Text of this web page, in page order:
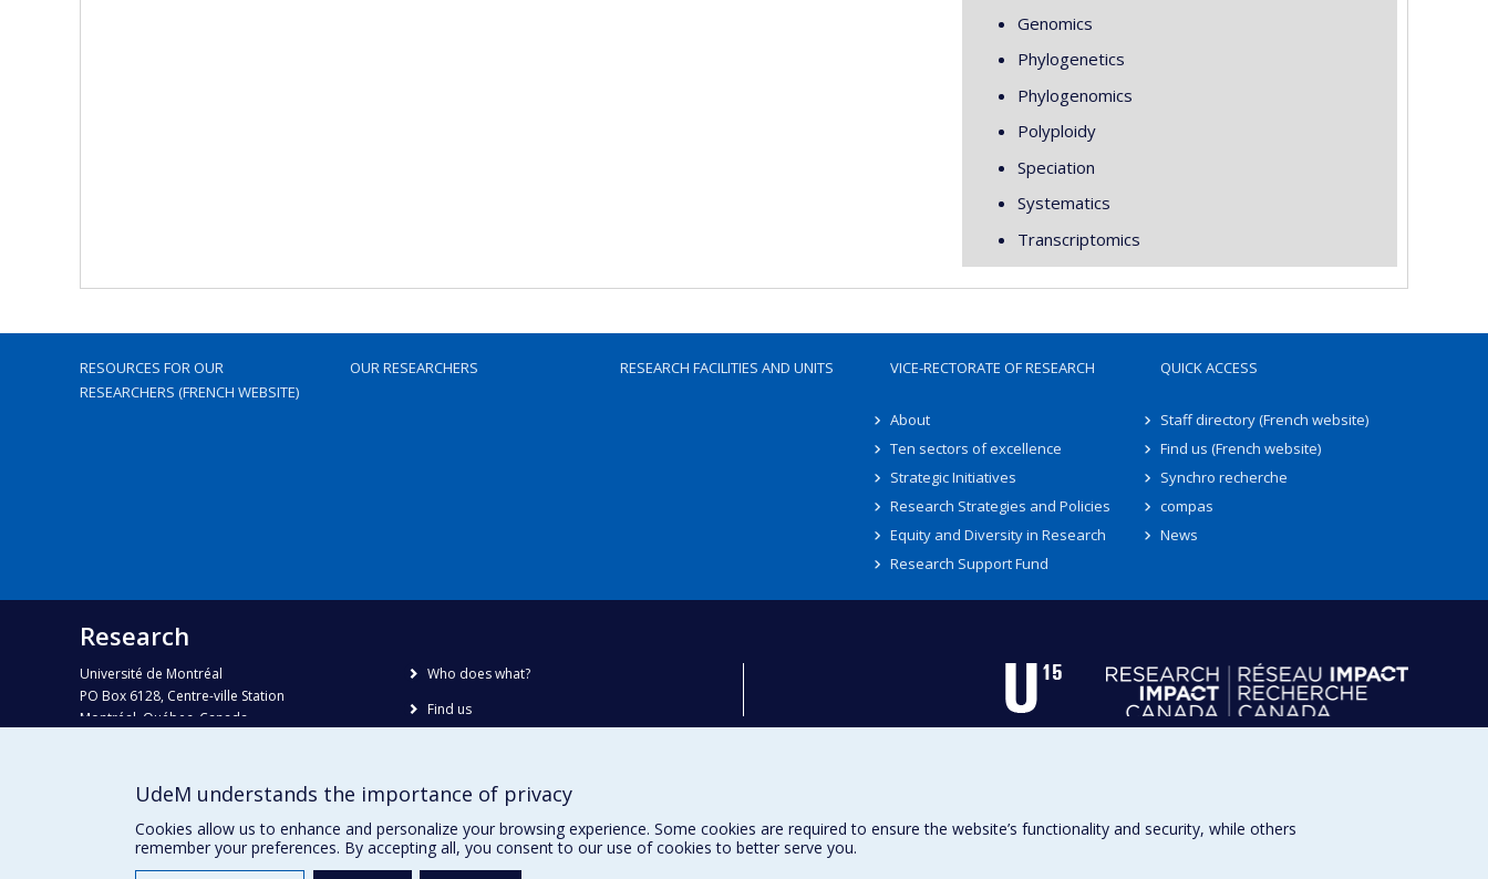
Genomics
Phylogenetics
Phylogenomics
Polyploidy
Speciation
Systematics
Transcriptomics
RESOURCES FOR OUR
RESEARCHERS (FRENCH WEBSITE)
OUR RESEARCHERS RESEARCH FACILITIES AND UNITS VICE-RECTORATE OF RESEARCH
About
Ten sectors of excellence
Strategic Initiatives
Research Strategies and Policies
Equity and Diversity in Research
Research Support Fund
QUICK ACCESS
Staff directory (French website)
Find us (French website)
Synchro recherche
compas
News
Research
Université de Montréal
PO Box 6128, Centre-ville Station
Montréal, Québec, Canada
Phone : 514 343-6111, #38492
recherche@umontreal.ca
Who does what?
Find us
UdeM understands the importance of privacy
Cookies allow us to enhance and personalize your browsing experience. Some cookies are required to ensure the website’s functionality and security, while others
remember your preferences. By accepting all, you consent to our use of cookies to better serve you.